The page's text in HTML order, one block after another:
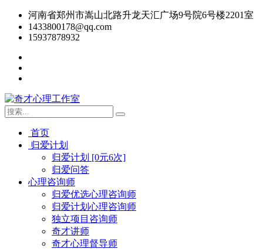
河南省郑州市嵩山北路升龙天汇广场9号院6号楼2201室
1433800178@qq.com
15937878932
首页
归爱计划
归爱计划 [0元6次]
归爱问答
心理咨询师
归爱优选心理咨询师
归爱计划心理咨询师
独立项目咨询师
奇才讲师
奇才心理督导师